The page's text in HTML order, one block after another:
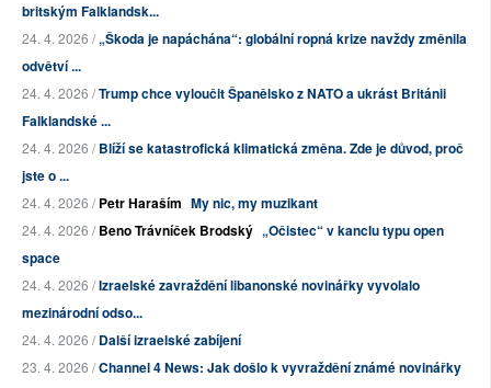
britským Falklandsk...
24. 4. 2026 /„Škoda je napáchána“: globální ropná krize navždy změnila
odvětví ...
24. 4. 2026 /Trump chce vyloučit Španělsko z NATO a ukrást Británii
Falklandské ...
24. 4. 2026 /Blíží se katastrofická klimatická změna. Zde je důvod, proč
jste o ...
24. 4. 2026 /Petr Haraším My nic, my muzikant
24. 4. 2026 /Beno Trávníček Brodský „Očistec“ v kanclu typu open
space
24. 4. 2026 /Izraelské zavraždění libanonské novinářky vyvolalo
mezinárodní odso...
24. 4. 2026 /Další izraelské zabíjení
23. 4. 2026 /Channel 4 News: Jak došlo k vyvraždění známé novinářky